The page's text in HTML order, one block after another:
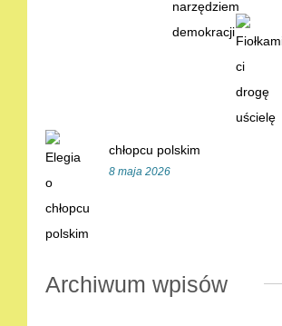
chłopcu polskim
8 maja 2026
Archiwum wpisów